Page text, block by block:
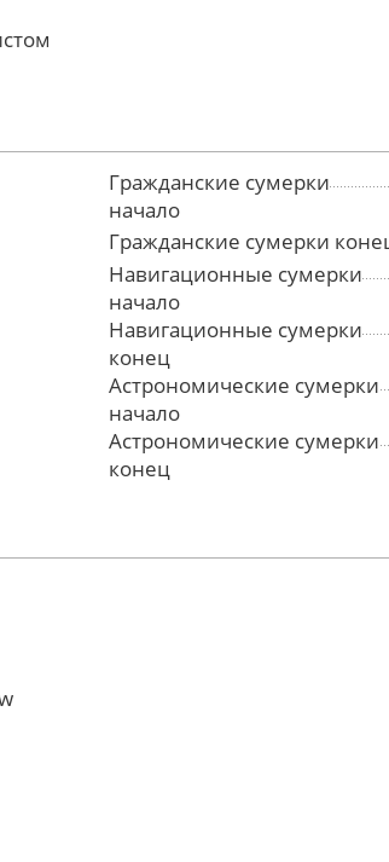
Гражданские сумерки
начало
Гражданские сумерки
Навигационные сумерки
начало
Навигационные сумерки
конец
Астрономические сумерки
начало
Астрономические сумерки
конец